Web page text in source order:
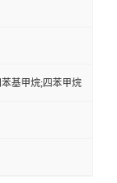
基甲烷;四苯甲烷